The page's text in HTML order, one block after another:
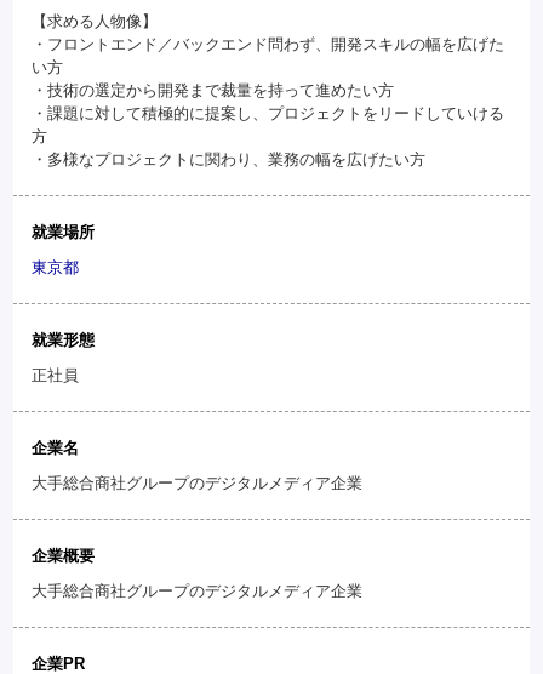
【求める人物像】
・フロントエンド／バックエンド問わず、開発スキルの幅を広げた
い方
・技術の選定から開発まで裁量を持って進めたい方
・課題に対して積極的に提案し、プロジェクトをリードしていける
方
・多様なプロジェクトに関わり、業務の幅を広げたい方
就業場所
東京都
就業形態
正社員
企業名
大手総合商社グループのデジタルメディア企業
企業概要
大手総合商社グループのデジタルメディア企業
企業PR